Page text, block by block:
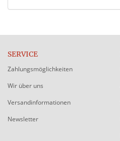
SERVICE
Zahlungsmöglichkeiten
Wir über uns
Versandinformationen
Newsletter